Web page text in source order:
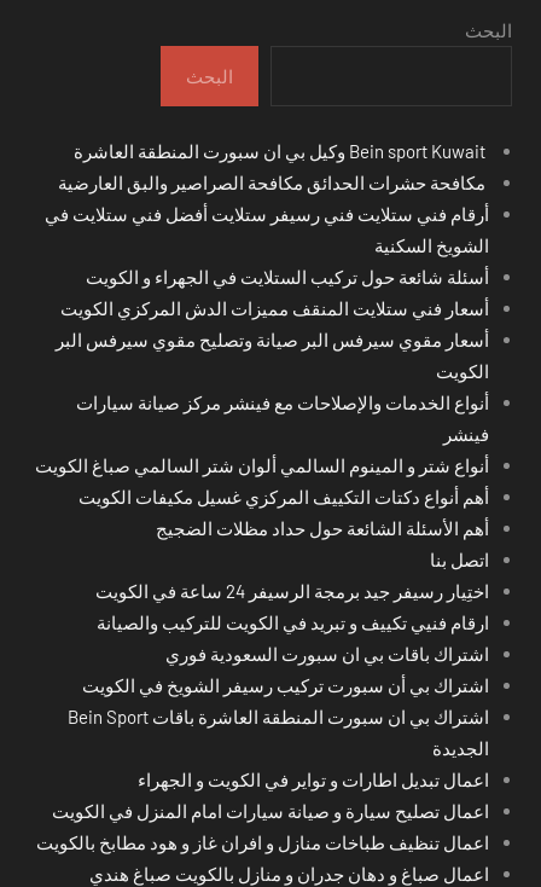
البحث
البحث
مكافحة حشرات الحدائق مكافحة الصراصير والبق العارضية
أرقام فني ستلايت فني رسيفر ستلايت أفضل فني ستلايت في
الشويخ السكنية
أسئلة شائعة حول تركيب الستلايت في الجهراء و الكويت
أسعار فني ستلايت المنقف مميزات الدش المركزي الكويت
أسعار مقوي سيرفس البر صيانة وتصليح مقوي سيرفس البر
الكويت
أنواع الخدمات والإصلاحات مع فينشر مركز صيانة سيارات
فينشر
أنواع شتر و المينوم السالمي ألوان شتر السالمي صباغ الكويت
أهم أنواع دكتات التكييف المركزي غسيل مكيفات الكويت
أهم الأسئلة الشائعة حول حداد مظلات الضجيج
اتصل بنا
اختِيار رسيفر جيد برمجة الرسيفر 24 ساعة في الكويت
ارقام فنيي تكييف و تبريد في الكويت للتركيب والصيانة
اشتراك باقات بي ان سبورت السعودية فوري
اشتراك بي أن سبورت تركيب رسيفر الشويخ في الكويت
اشتراك بي ان سبورت المنطقة العاشرة باقات Bein Sport
الجديدة
اعمال تبديل اطارات و تواير في الكويت و الجهراء
اعمال تصليح سيارة و صيانة سيارات امام المنزل في الكويت
اعمال تنظيف طباخات منازل و افران غاز و هود مطابخ بالكويت
اعمال صباغ و دهان جدران و منازل بالكويت صباغ هندي